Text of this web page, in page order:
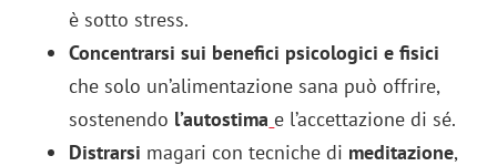
è sotto stress.
Concentrarsi sui benefici psicologici e fisici
che solo un’alimentazione sana può offrire,
sostenendo l’autostima e l’accettazione di sé.
Distrarsi magari con tecniche di meditazione,